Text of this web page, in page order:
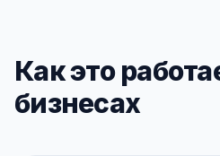
Как это
бизнесах